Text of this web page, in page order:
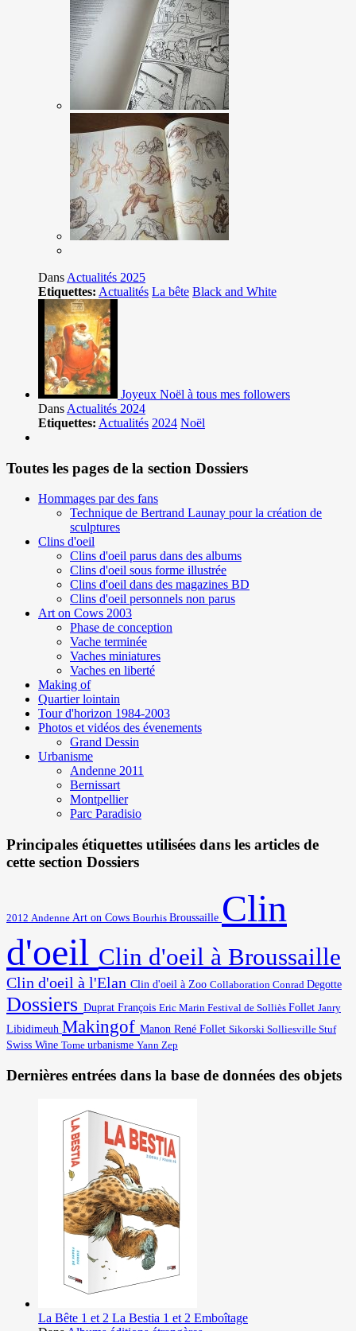
Dans Actualités 2025
Etiquettes: Actualités La bête Black and White
Joyeux Noël à tous mes followers
Dans Actualités 2024
Etiquettes: Actualités 2024 Noël
Toutes les pages de la section Dossiers
Hommages par des fans
Technique de Bertrand Launay pour la création de
sculptures
Clins d'oeil
Clins d'oeil parus dans des albums
Clins d'oeil sous forme illustrée
Clins d'oeil dans des magazines BD
Clins d'oeil personnels non parus
Art on Cows 2003
Phase de conception
Vache terminée
Vaches miniatures
Vaches en liberté
Making of
Quartier lointain
Tour d'horizon 1984-2003
Photos et vidéos des évenements
Grand Dessin
Urbanisme
Andenne 2011
Bernissart
Montpellier
Parc Paradisio
Principales étiquettes utilisées dans les articles de
cette section Dossiers
2012 Andenne Art on Cows Bourhis Broussaille Clin
d'oeil Clin d'oeil à Broussaille
Clin d'oeil à l'Elan Clin d'oeil à Zoo Collaboration Conrad Degotte
Dossiers Duprat François Eric Marin Festival de Solliès Follet Janry
Libidimeuh Makingof Manon René Follet Sikorski Solliesville Stuf
Swiss Wine Tome urbanisme Yann Zep
Dernières entrées dans la base de données des objets
La Bête 1 et 2 La Bestia 1 et 2 Emboîtage